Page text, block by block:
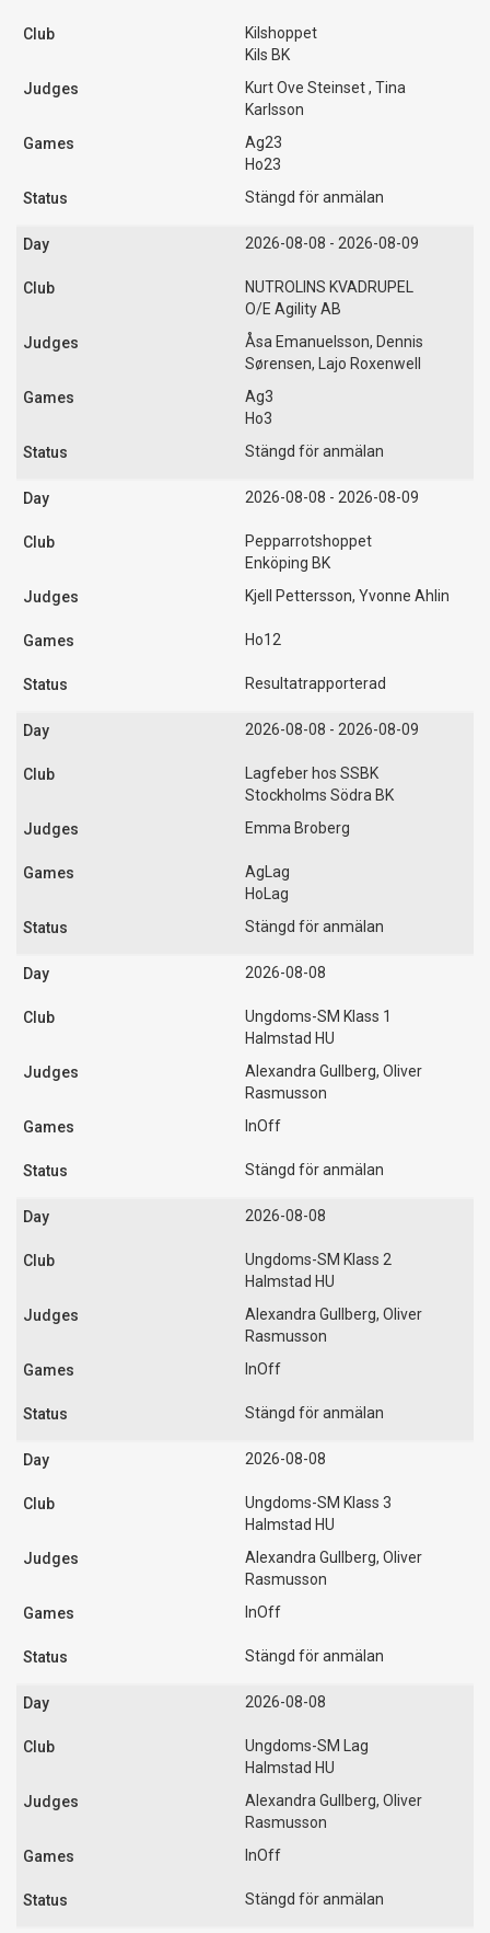
Kilshoppet
Kils BK
Kurt Ove Steinset , Tina
Karlsson
Ag23
Ho23
Stängd för anmälan
2026-08-08 - 2026-08-09
NUTROLINS KVADRUPEL
O/E Agility AB
Åsa Emanuelsson, Dennis
Sørensen, Lajo Roxenwell
Ag3
Ho3
Stängd för anmälan
2026-08-08 - 2026-08-09
Pepparrotshoppet
Enköping BK
Kjell Pettersson, Yvonne Ahlin
Ho12
Resultatrapporterad
2026-08-08 - 2026-08-09
Lagfeber hos SSBK
Stockholms Södra BK
Emma Broberg
AgLag
HoLag
Stängd för anmälan
2026-08-08
Ungdoms-SM Klass 1
Halmstad HU
Alexandra Gullberg, Oliver
Rasmusson
InOff
Stängd för anmälan
2026-08-08
Ungdoms-SM Klass 2
Halmstad HU
Alexandra Gullberg, Oliver
Rasmusson
InOff
Stängd för anmälan
2026-08-08
Ungdoms-SM Klass 3
Halmstad HU
Alexandra Gullberg, Oliver
Rasmusson
InOff
Stängd för anmälan
2026-08-08
Ungdoms-SM Lag
Halmstad HU
Alexandra Gullberg, Oliver
Rasmusson
InOff
Stängd för anmälan